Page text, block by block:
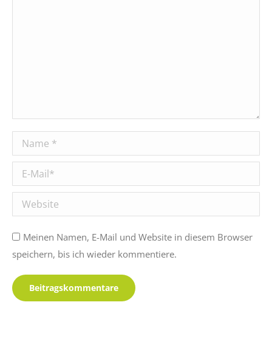
Name *
E-Mail *
Website
Meinen Namen, E-Mail und Website in diesem Browser
speichern, bis ich wieder kommentiere.
Beitragskommentare